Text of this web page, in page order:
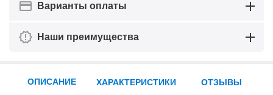
Варианты оплаты
Наши преимущества
ОПИСАНИЕ ХАРАКТЕРИСТИКИ ОТЗЫВЫ